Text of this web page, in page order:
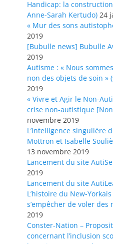
Handicap: la
Anne-Sarah Kertudo) 24
« Mur des sons
2019
[Bubulle news] Bubulle
2019
Autisme : « Nous
non des objets de soin »
2019
« Vivre et Agir le Non-
crise non-autistique
novembre 2019
L’intelligence singulière
Mottron et Isabelle
13 novembre 2019
Lancement du site
2019
Lancement du site
L’histoire du New-
s’empêcher de voler des
2019
Conster-Nation –
concernant l’inclusion